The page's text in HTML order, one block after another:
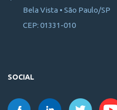
Bela Vista • São Paulo/SP
CEP: 01331-010
SOCIAL